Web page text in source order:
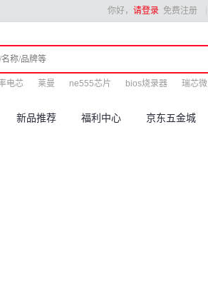
你好， 请登录 免费注册
电芯 莱曼 ne555芯片 bios烧录器 瑞芯微
新品推荐 福利中心 京东五金城